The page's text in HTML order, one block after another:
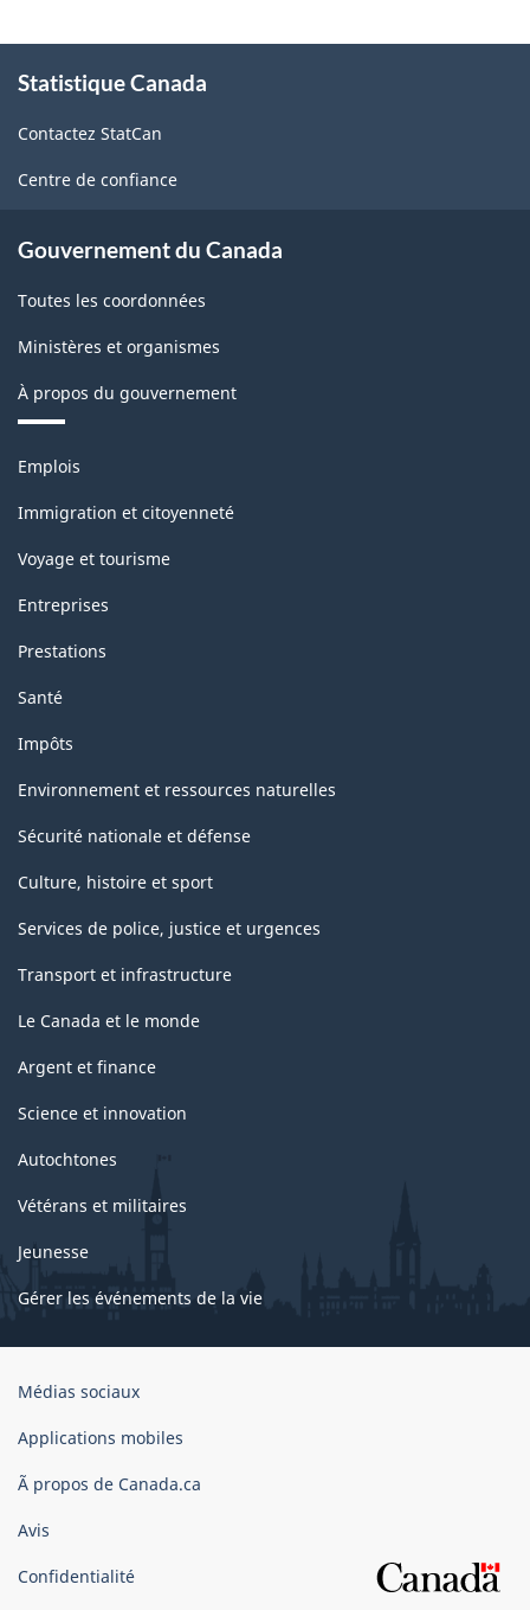
propos
ce
site
Statistique Canada
Contactez StatCan
Centre de confiance
Gouvernement du Canada
Toutes les coordonnées
Ministères et organismes
À propos du gouvernement
Thèmes
sujets
Emplois
Immigration et citoyenneté
Voyage et tourisme
Entreprises
Prestations
Santé
Impôts
Environnement et ressources naturelles
Sécurité nationale et défense
Culture, histoire et sport
Services de police, justice et urgences
Transport et infrastructure
Le Canada et le monde
Argent et finance
Science et innovation
Autochtones
Vétérans et militaires
Jeunesse
Gérer les événements de la vie
Organisation
gouvernement
Canada
Médias sociaux
Applications mobiles
Ã propos de Canada.ca
Avis
Confidentialité